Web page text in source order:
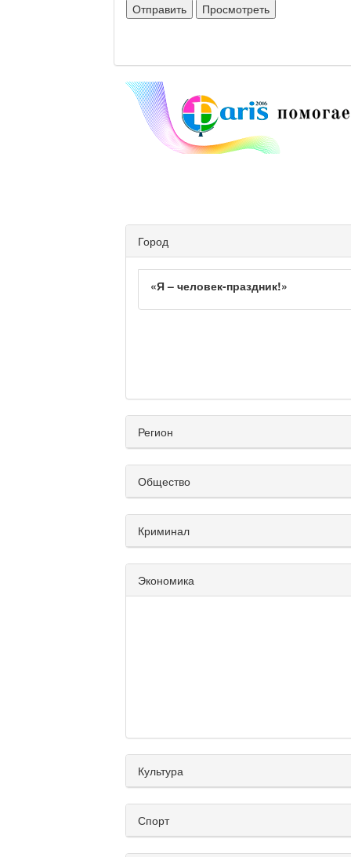
Город
«Я – человек-праздник!»
Регион
Общество
Криминал
Экономика
Культура
Спорт